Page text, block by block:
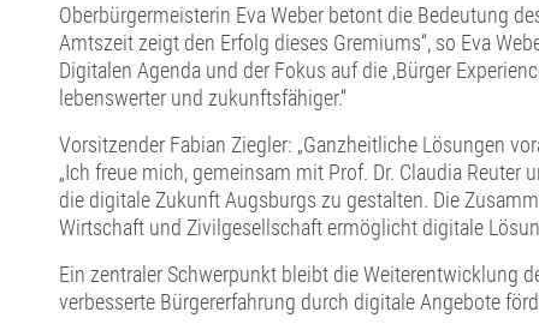
Oberbürgermeisterin Eva Weber betont die Bedeutung
Amtszeit zeigt den Erfolg dieses Gremiums“, so Eva
Digitalen Agenda und der Fokus auf die ‚Bürger
lebenswerter und zukunftsfähiger.“
Vorsitzender Fabian Ziegler: „Ganzheitliche Lösungen
„Ich freue mich, gemeinsam mit Prof. Dr. Claudia Reuter
die digitale Zukunft Augsburgs zu gestalten. Die
Wirtschaft und Zivilgesellschaft ermöglicht digitale
Ein zentraler Schwerpunkt bleibt die Weiterentwicklung
verbesserte Bürgererfahrung durch digitale Angebote